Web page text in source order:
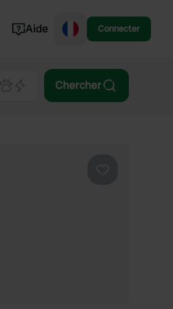
Aide Connecter
Chercher